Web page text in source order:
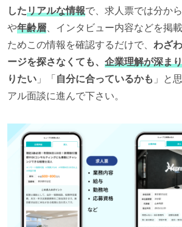
したリアルな情報で、求人票では分か
や年齢層 、インタビュー内容などを掲
ためこの情報を確認するだけで、 わざ
ージを探さなくても、 企業理解が深ま
りたい 」「自分に合っているかも 」と
アル面談に進んで下さい。